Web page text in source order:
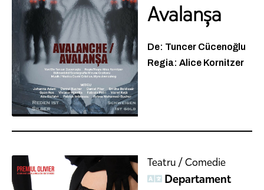
Avalanșa
De: Tuncer Cücenoğlu
Regia: Alice Kornitzer
Teatru / Comedie
Departament